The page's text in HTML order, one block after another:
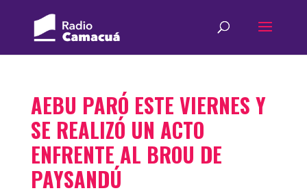
AEBU PARÓ ESTE VIERNES Y
SE REALIZÓ UN ACTO
ENFRENTE AL BROU DE
PAYSANDÚ